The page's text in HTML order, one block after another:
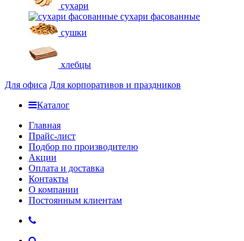
сухари
сухари фасованные
сушки
хлебцы
Для офиса Для корпоративов и праздников
Каталог
Главная
Прайс-лист
Подбор по производителю
Акции
Оплата и доставка
Контакты
О компании
Постоянным клиентам